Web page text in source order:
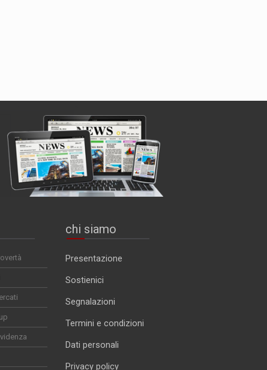
chi siamo
Presentazione
Sostienici
Segnalazioni
Termini e condizioni
Dati personali
Privacy policy